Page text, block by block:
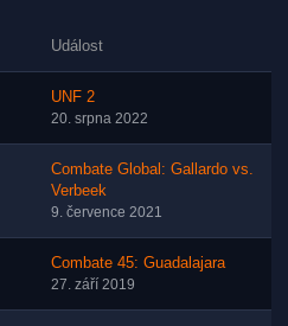
Událost
UNF 2
20. srpna 2022
Combate Global: Gallardo vs.
Verbeek
9. července 2021
Combate 45: Guadalajara
27. září 2019